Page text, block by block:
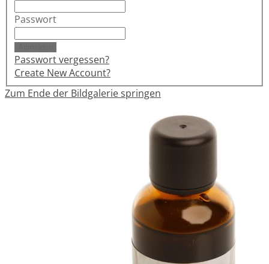
Passwort
Passwort vergessen?
Create New Account?
Zum Ende der Bildgalerie springen